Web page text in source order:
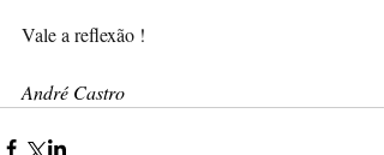
Vale a reflexão !
André Castro